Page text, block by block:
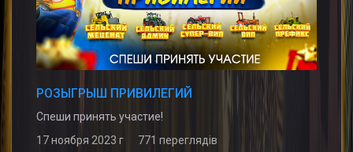
РОЗЫГРЫШ ПРИВИЛЕГИЙ
Спеши принять участие!
17 ноября 2023 г 771 переглядів